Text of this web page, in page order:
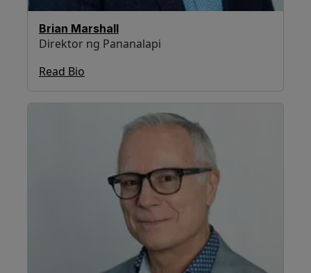
Brian Marshall
Direktor ng Pananalapi
Read Bio